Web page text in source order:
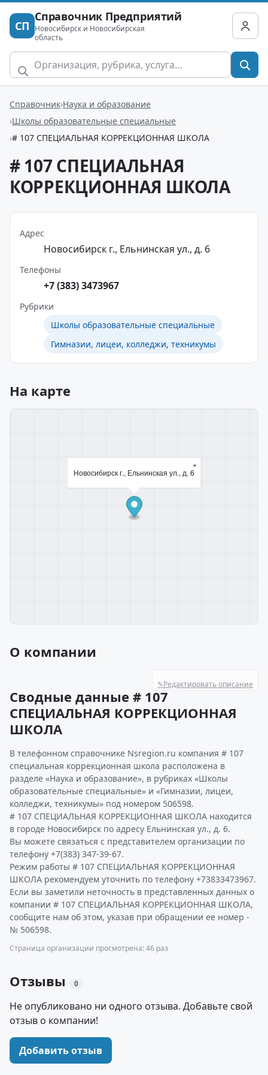
СП
Справочник Предприятий
Новосибирск и Новосибирская
область
Справочник Наука и образование
Школы образовательные специальные
# 107 СПЕЦИАЛЬНАЯ КОРРЕКЦИОННАЯ ШКОЛА
# 107 СПЕЦИАЛЬНАЯ
КОРРЕКЦИОННАЯ ШКОЛА
Адрес
Новосибирск г., Ельнинская ул., д. 6
Телефоны
+7 (383) 3473967
Рубрики
Школы образовательные специальные
Гимназии, лицеи, колледжи, техникумы
На карте
Новосибирск г., Ельнинская ул., д. 6
×
О компании
✎Редактировать описание
Сводные данные # 107
СПЕЦИАЛЬНАЯ КОРРЕКЦИОННАЯ
ШКОЛА
В телефонном справочнике Nsregion.ru компания # 107
специальная коррекционная школа расположена в
разделе «Наука и образование», в рубриках «Школы
образовательные специальные» и «Гимназии, лицеи,
колледжи, техникумы» под номером 506598.
# 107 СПЕЦИАЛЬНАЯ КОРРЕКЦИОННАЯ ШКОЛА находится
в городе Новосибирск по адресу Ельнинская ул., д. 6.
Вы можете связаться с представителем организации по
телефону +7(383) 347-39-67.
Режим работы # 107 СПЕЦИАЛЬНАЯ КОРРЕКЦИОННАЯ
ШКОЛА рекомендуем уточнить по телефону +73833473967.
Если вы заметили неточность в представленных данных о
компании # 107 СПЕЦИАЛЬНАЯ КОРРЕКЦИОННАЯ ШКОЛА,
сообщите нам об этом, указав при обращении ее номер -
№ 506598.
Страница организации просмотрена: 46 раз
Отзывы 0
Не опубликовано ни одного отзыва. Добавьте свой
отзыв о компании!
Добавить отзыв